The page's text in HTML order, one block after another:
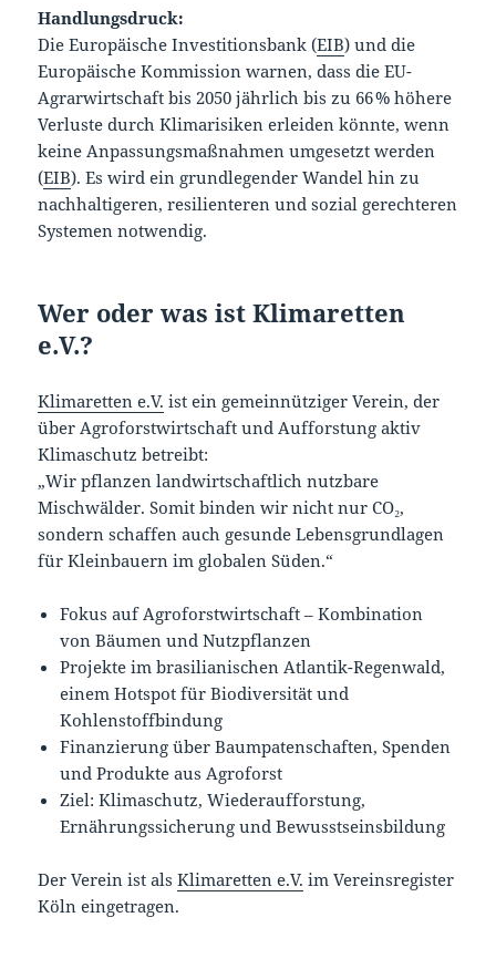
Handlungsdruck:
Die Europäische Investitionsbank (EIB) und die
Europäische Kommission warnen, dass die EU-
Agrarwirtschaft bis 2050 jährlich bis zu 66 % höhere
Verluste durch Klimarisiken erleiden könnte, wenn
keine Anpassungsmaßnahmen umgesetzt werden
(EIB). Es wird ein grundlegender Wandel hin zu
nachhaltigeren, resilienteren und sozial gerechteren
Systemen notwendig.
Wer oder was ist Klimaretten
e.V.?
Klimaretten e.V. ist ein gemeinnütziger Verein, der
über Agroforstwirtschaft und Aufforstung aktiv
Klimaschutz betreibt:
„Wir pflanzen landwirtschaftlich nutzbare
Mischwälder. Somit binden wir nicht nur CO₂,
sondern schaffen auch gesunde Lebensgrundlagen
für Kleinbauern im globalen Süden.“
Fokus auf Agroforstwirtschaft – Kombination
von Bäumen und Nutzpflanzen
Projekte im brasilianischen Atlantik-Regenwald,
einem Hotspot für Biodiversität und
Kohlenstoffbindung
Finanzierung über Baumpatenschaften, Spenden
und Produkte aus Agroforst
Ziel: Klimaschutz, Wiederaufforstung,
Ernährungssicherung und Bewusstseinsbildung
Der Verein ist alsKlimaretten e.V. im Vereinsregister
Köln eingetragen.